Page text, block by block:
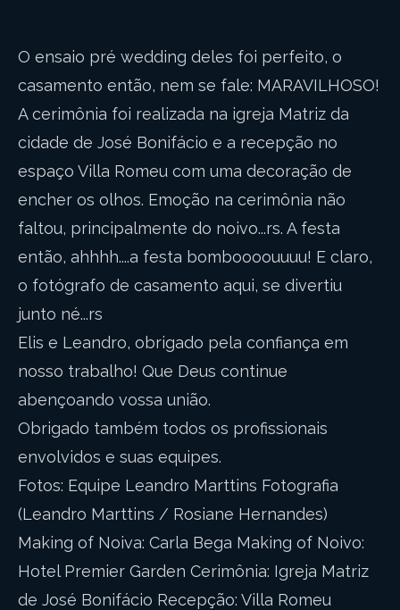
O ensaio pré wedding deles foi perfeito, o
casamento então, nem se fale: MARAVILHOSO!
A cerimônia foi realizada na igreja Matriz da
cidade de José Bonifácio e a recepção no
espaço Villa Romeu com uma decoração de
encher os olhos. Emoção na cerimônia não
faltou, principalmente do noivo...rs. A festa
então, ahhhh....a festa bomboooouuuu! E claro,
o fotógrafo de casamento aqui, se divertiu
junto né...rs
Elis e Leandro, obrigado pela confiança em
nosso trabalho! Que Deus continue
abençoando vossa união.
Obrigado também todos os profissionais
envolvidos e suas equipes.
Fotos: Equipe Leandro Marttins Fotografia
(Leandro Marttins / Rosiane Hernandes)
Making of Noiva: Carla Bega Making of Noivo:
Hotel Premier Garden Cerimônia: Igreja Matriz
de José Bonifácio Recepção: Villa Romeu